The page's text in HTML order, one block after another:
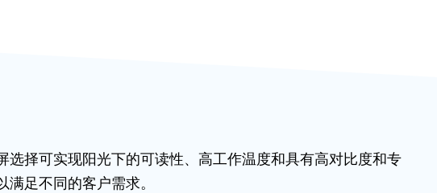
择可实现阳光下的可读性、高工作温度和具有高对比度和专
足不同的客户需求。